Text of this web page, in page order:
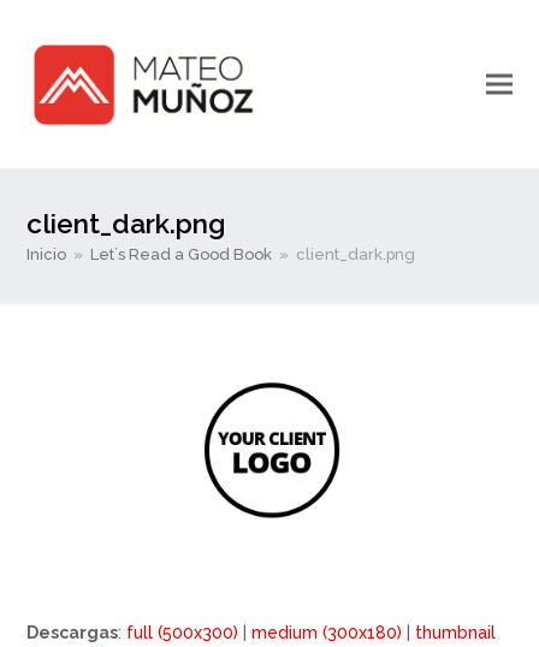
client_dark.png
Inicio » Let´s Read a Good Book » client_dark.png
Descargas: full (500x300) |medium (300x180)
thumbnail